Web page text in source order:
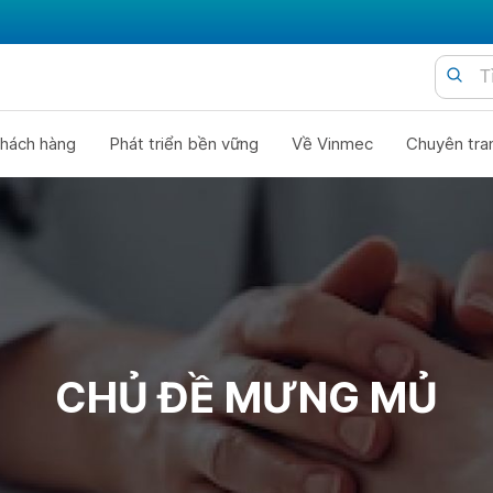
hàng Phát triển bền vững Về Vinmec Chuyên
CHỦ ĐỀ MƯNG MỦ